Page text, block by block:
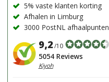
5% vaste klanten korting
Afhalen in Limburg
3000 PostNL afhaalpunten
9,2/10
5054 Reviews
Kiyoh